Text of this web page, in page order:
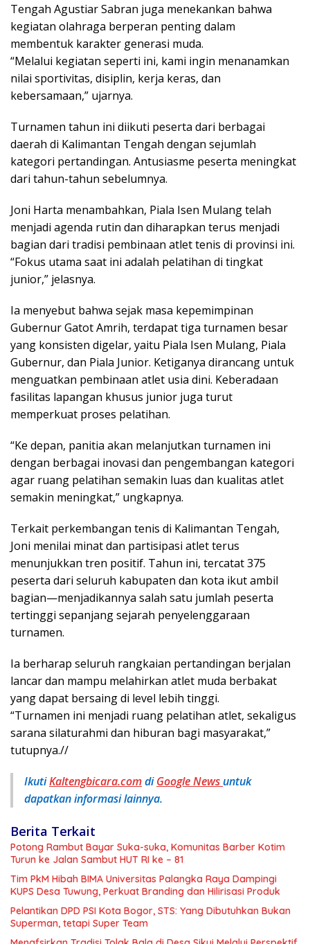
Tengah Agustiar Sabran juga menekankan bahwa
kegiatan olahraga berperan penting dalam
membentuk karakter generasi muda.
“Melalui kegiatan seperti ini, kami ingin menanamkan
nilai sportivitas, disiplin, kerja keras, dan
kebersamaan,” ujarnya.
Turnamen tahun ini diikuti peserta dari berbagai
daerah di Kalimantan Tengah dengan sejumlah
kategori pertandingan. Antusiasme peserta meningkat
dari tahun-tahun sebelumnya.
Joni Harta menambahkan, Piala Isen Mulang telah
menjadi agenda rutin dan diharapkan terus menjadi
bagian dari tradisi pembinaan atlet tenis di provinsi ini.
“Fokus utama saat ini adalah pelatihan di tingkat
junior,” jelasnya.
Ia menyebut bahwa sejak masa kepemimpinan
Gubernur Gatot Amrih, terdapat tiga turnamen besar
yang konsisten digelar, yaitu Piala Isen Mulang, Piala
Gubernur, dan Piala Junior. Ketiganya dirancang untuk
menguatkan pembinaan atlet usia dini. Keberadaan
fasilitas lapangan khusus junior juga turut
memperkuat proses pelatihan.
“Ke depan, panitia akan melanjutkan turnamen ini
dengan berbagai inovasi dan pengembangan kategori
agar ruang pelatihan semakin luas dan kualitas atlet
semakin meningkat,” ungkapnya.
Terkait perkembangan tenis di Kalimantan Tengah,
Joni menilai minat dan partisipasi atlet terus
menunjukkan tren positif. Tahun ini, tercatat 375
peserta dari seluruh kabupaten dan kota ikut ambil
bagian—menjadikannya salah satu jumlah peserta
tertinggi sepanjang sejarah penyelenggaraan
turnamen.
Ia berharap seluruh rangkaian pertandingan berjalan
lancar dan mampu melahirkan atlet muda berbakat
yang dapat bersaing di level lebih tinggi.
“Turnamen ini menjadi ruang pelatihan atlet, sekaligus
sarana silaturahmi dan hiburan bagi masyarakat,”
tutupnya.//
IkutiKaltengbicara.comdiGoogle Newsuntuk
dapatkan informasi lainnya.
Berita Terkait
Potong Rambut Bayar Suka-suka, Komunitas Barber Kotim
Turun ke Jalan Sambut HUT RI ke – 81
Tim PkM Hibah BIMA Universitas Palangka Raya Dampingi
KUPS Desa Tuwung, Perkuat Branding dan Hilirisasi Produk
Pelantikan DPD PSI Kota Bogor, STS: Yang Dibutuhkan Bukan
Superman, tetapi Super Team